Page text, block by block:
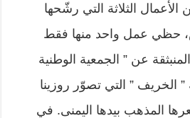
الثلاثة التي رشّحها
حظي عمل واحد منها فقط
عن ” الجمعية الوطنية
” الخريف ” التي تصوّر روزينا
المذهب بيدها اليمنى. في